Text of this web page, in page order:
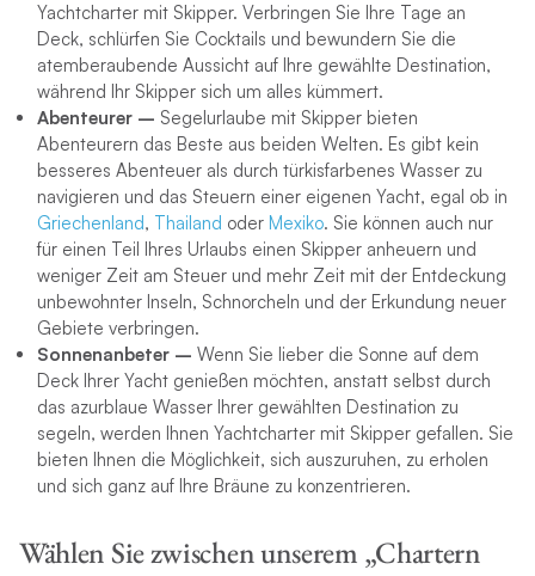
Yachtcharter mit Skipper. Verbringen Sie Ihre Tage an
Deck, schlürfen Sie Cocktails und bewundern Sie die
atemberaubende Aussicht auf Ihre gewählte Destination,
während Ihr Skipper sich um alles kümmert.
Abenteurer – Segelurlaube mit Skipper bieten
Abenteurern das Beste aus beiden Welten. Es gibt kein
besseres Abenteuer als durch türkisfarbenes Wasser zu
navigieren und das Steuern einer eigenen Yacht, egal ob in
Griechenland, Thailand oder Mexiko. Sie können auch nur
für einen Teil Ihres Urlaubs einen Skipper anheuern und
weniger Zeit am Steuer und mehr Zeit mit der Entdeckung
unbewohnter Inseln, Schnorcheln und der Erkundung neuer
Gebiete verbringen.
Sonnenanbeter – Wenn Sie lieber die Sonne auf dem
Deck Ihrer Yacht genießen möchten, anstatt selbst durch
das azurblaue Wasser Ihrer gewählten Destination zu
segeln, werden Ihnen Yachtcharter mit Skipper gefallen. Sie
bieten Ihnen die Möglichkeit, sich auszuruhen, zu erholen
und sich ganz auf Ihre Bräune zu konzentrieren.
Wählen Sie zwischen unserem „Chartern